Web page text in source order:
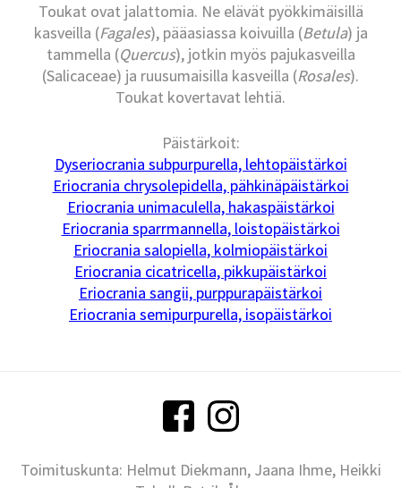
Toukat ovat jalattomia. Ne elävät pyökkimäisillä
kasveilla (Fagales), pääasiassa koivuilla (Betula) ja
tammella (Quercus), jotkin myös pajukasveilla
(Salicaceae) ja ruusumaisilla kasveilla (Rosales).
Toukat kovertavat lehtiä.
Päistärkoit:
Dyseriocrania subpurpurella, lehtopäistärkoi
Eriocrania chrysolepidella, pähkinäpäistärkoi
Eriocrania unimaculella, hakaspäistärkoi
Eriocrania sparrmannella, loistopäistärkoi
Eriocrania salopiella, kolmiopäistärkoi
Eriocrania cicatricella, pikkupäistärkoi
Eriocrania sangii, purppurapäistärkoi
Eriocrania semipurpurella, isopäistärkoi
Toimituskunta: Helmut Diekmann, Jaana Ihme, Heikki